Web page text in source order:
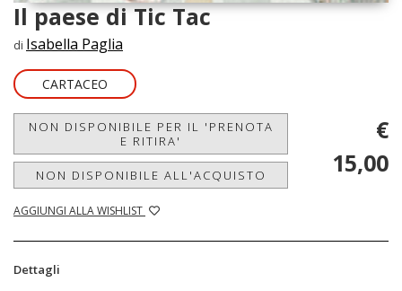
Il paese di Tic Tac
di Isabella Paglia
CARTACEO
NON DISPONIBILE PER IL 'PRENOTA
E RITIRA'
NON DISPONIBILE ALL'ACQUISTO
AGGIUNGI ALLA WISHLIST
€
15,00
Dettagli